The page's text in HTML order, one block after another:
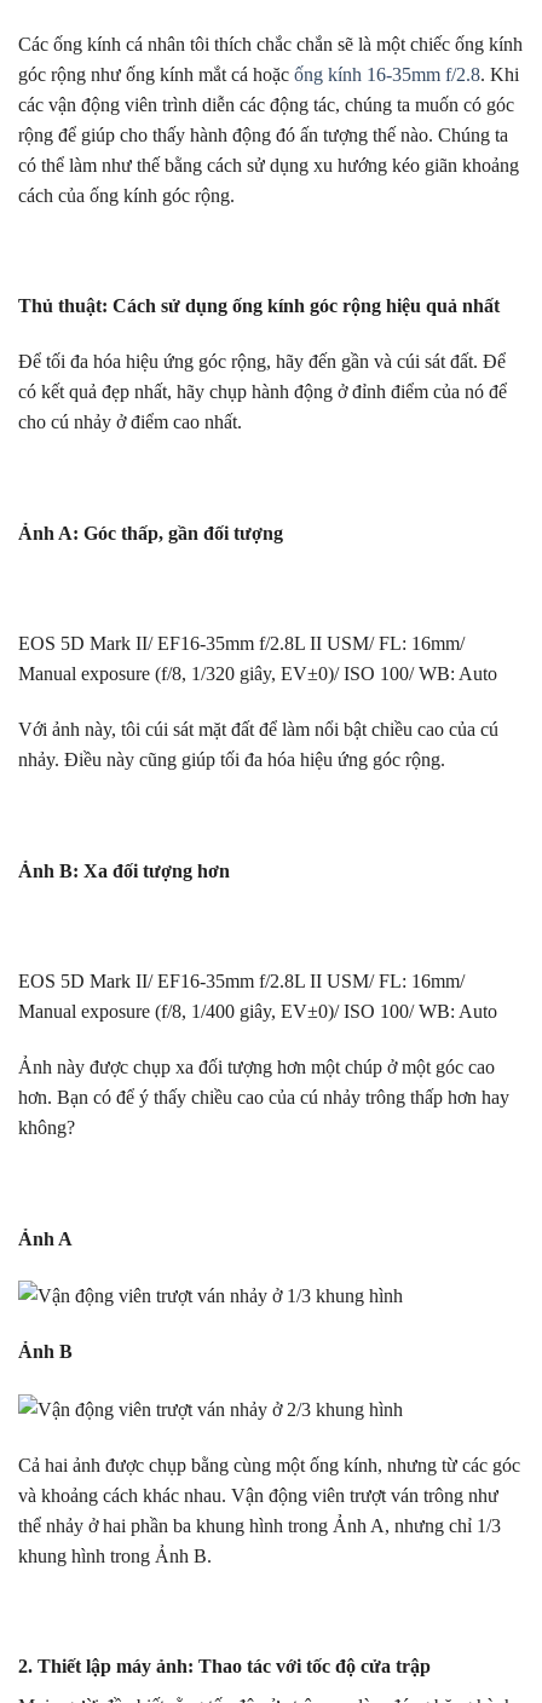
Các ống kính cá nhân tôi thích chắc chắn sẽ là một chiếc ống kính
góc rộng như ống kính mắt cá hoặc ống kính 16-35mm f/2.8. Khi
các vận động viên trình diễn các động tác, chúng ta muốn có góc
rộng để giúp cho thấy hành động đó ấn tượng thế nào. Chúng ta
có thể làm như thế bằng cách sử dụng xu hướng kéo giãn khoảng
cách của ống kính góc rộng.
Thủ thuật: Cách sử dụng ống kính góc rộng hiệu quả nhất
Để tối đa hóa hiệu ứng góc rộng, hãy đến gần và cúi sát đất. Để
có kết quả đẹp nhất, hãy chụp hành động ở đỉnh điểm của nó để
cho cú nhảy ở điểm cao nhất.
Ảnh A: Góc thấp, gần đối tượng
EOS 5D Mark II/ EF16-35mm f/2.8L II USM/ FL: 16mm/
Manual exposure (f/8, 1/320 giây, EV±0)/ ISO 100/ WB: Auto
Với ảnh này, tôi cúi sát mặt đất để làm nổi bật chiều cao của cú
nhảy. Điều này cũng giúp tối đa hóa hiệu ứng góc rộng.
Ảnh B: Xa đối tượng hơn
EOS 5D Mark II/ EF16-35mm f/2.8L II USM/ FL: 16mm/
Manual exposure (f/8, 1/400 giây, EV±0)/ ISO 100/ WB: Auto
Ảnh này được chụp xa đối tượng hơn một chúp ở một góc cao
hơn. Bạn có để ý thấy chiều cao của cú nhảy trông thấp hơn hay
không?
Ảnh A
Ảnh B
Cả hai ảnh được chụp bằng cùng một ống kính, nhưng từ các góc
và khoảng cách khác nhau. Vận động viên trượt ván trông như
thể nhảy ở hai phần ba khung hình trong Ảnh A, nhưng chỉ 1/3
khung hình trong Ảnh B.
2. Thiết lập máy ảnh: Thao tác với tốc độ cửa trập